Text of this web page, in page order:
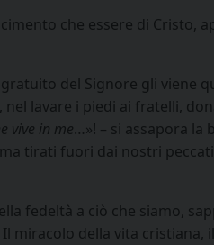
che essere di Cristo,
del Signore gli viene
lavare i piedi ai fratelli,
vive in me…»! – si assapora la
tirati fuori dai nostri
fedeltà a ciò che siamo,
della vita cristiana,